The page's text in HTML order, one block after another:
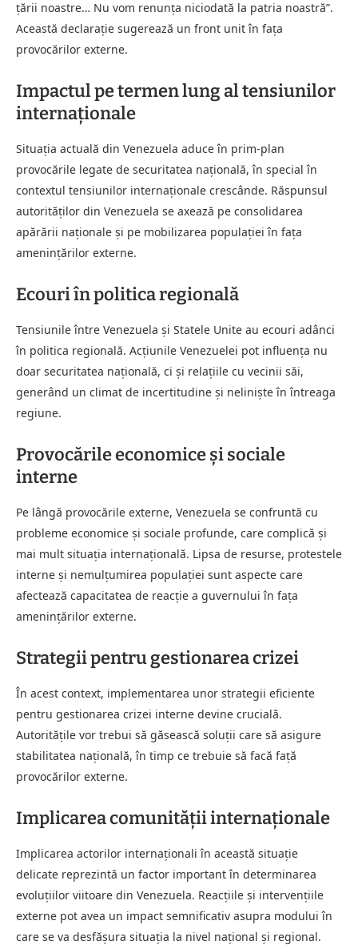
țării noastre… Nu vom renunța niciodată la patria noastră”.
Această declarație sugerează un front unit în fața
provocărilor externe.
Impactul pe termen lung al tensiunilor
internaționale
Situația actuală din Venezuela aduce în prim-plan
provocările legate de securitatea națională, în special în
contextul tensiunilor internaționale crescânde. Răspunsul
autorităților din Venezuela se axează pe consolidarea
apărării naționale și pe mobilizarea populației în fața
amenințărilor externe.
Ecouri în politica regională
Tensiunile între Venezuela și Statele Unite au ecouri adânci
în politica regională. Acțiunile Venezuelei pot influența nu
doar securitatea națională, ci și relațiile cu vecinii săi,
generând un climat de incertitudine și neliniște în întreaga
regiune.
Provocările economice și sociale
interne
Pe lângă provocările externe, Venezuela se confruntă cu
probleme economice și sociale profunde, care complică și
mai mult situația internațională. Lipsa de resurse, protestele
interne și nemulțumirea populației sunt aspecte care
afectează capacitatea de reacție a guvernului în fața
amenințărilor externe.
Strategii pentru gestionarea crizei
În acest context, implementarea unor strategii eficiente
pentru gestionarea crizei interne devine crucială.
Autoritățile vor trebui să găsească soluții care să asigure
stabilitatea națională, în timp ce trebuie să facă față
provocărilor externe.
Implicarea comunității internaționale
Implicarea actorilor internaționali în această situație
delicate reprezintă un factor important în determinarea
evoluțiilor viitoare din Venezuela. Reacțiile și intervențiile
externe pot avea un impact semnificativ asupra modului în
care se va desfășura situația la nivel național și regional.